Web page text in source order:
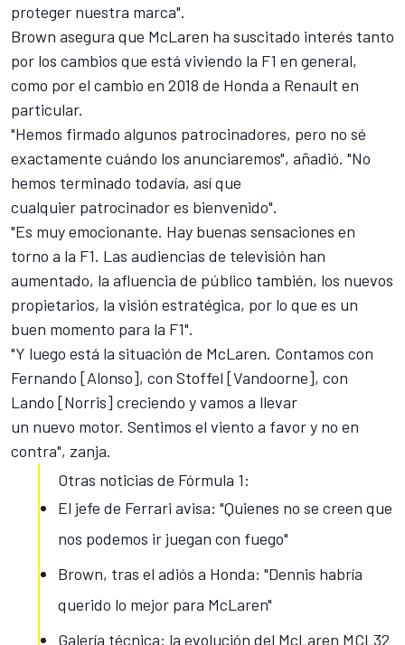
proteger nuestra marca".
Brown asegura que McLaren ha suscitado interés tanto
por los cambios que está viviendo la F1 en general,
como por el cambio en 2018 de Honda a Renault en
particular.
"Hemos firmado algunos patrocinadores, pero no sé
exactamente cuándo los anunciaremos", añadió. "No
hemos terminado todavía, así que
cualquier patrocinador es bienvenido".
"Es muy emocionante. Hay buenas sensaciones en
torno a la F1. Las audiencias de televisión han
aumentado, la afluencia de público también, los nuevos
propietarios, la visión estratégica, por lo que es un
buen momento para la F1".
"Y luego está la situación de McLaren. Contamos con
Fernando [Alonso], con Stoffel [Vandoorne], con
Lando [Norris] creciendo y vamos a llevar
un nuevo motor. Sentimos el viento a favor y no en
contra", zanja.
Otras noticias de Fórmula 1:
El jefe de Ferrari avisa: "Quienes no se creen que
nos podemos ir juegan con fuego"
Brown, tras el adiós a Honda: "Dennis habría
querido lo mejor para McLaren"
Galería técnica: la evolución del McLaren MCL32